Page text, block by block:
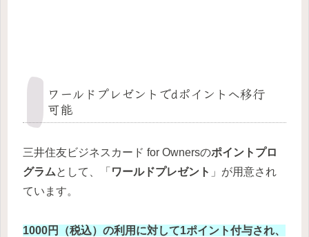
ワールドプレゼントでdポイントへ移行
可能
三井住友ビジネスカード for Ownersのポイントプロ
グラムとして、「 ワールドプレゼント 」が用意され
ています。
1000円（税込）の利用に対して1ポイント付与され、